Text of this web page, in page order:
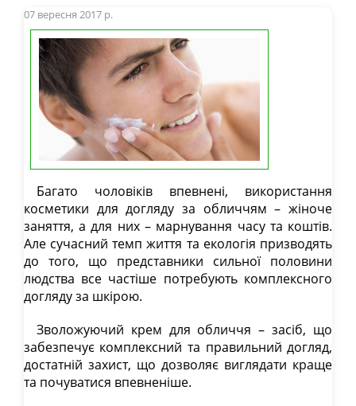
07 вересня 2017 р.
Багато чоловіків впевнені, використання
косметики для догляду за обличчям – жіноче
заняття, а для них – марнування часу та коштів.
Але сучасний темп життя та екологія призводять
до того, що представники сильної половини
людства все частіше потребують комплексного
догляду за шкірою.
Зволожуючий крем для обличчя – засіб, що
забезпечує комплексний та правильний догляд,
достатній захист, що дозволяє виглядати краще
та почуватися впевненіше.